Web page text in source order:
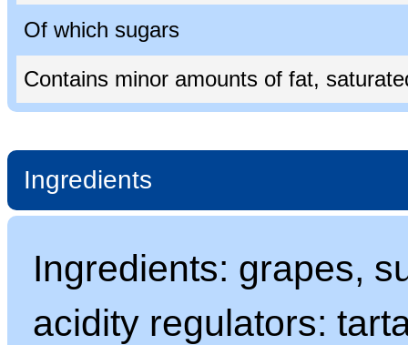
Of which sugars
Contains minor amounts of fat,
Ingredients
Ingredients: grapes,
acidity regulators: